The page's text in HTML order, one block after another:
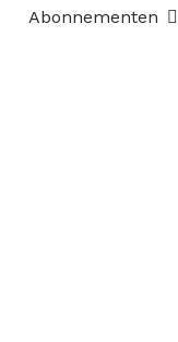
Abonnementen